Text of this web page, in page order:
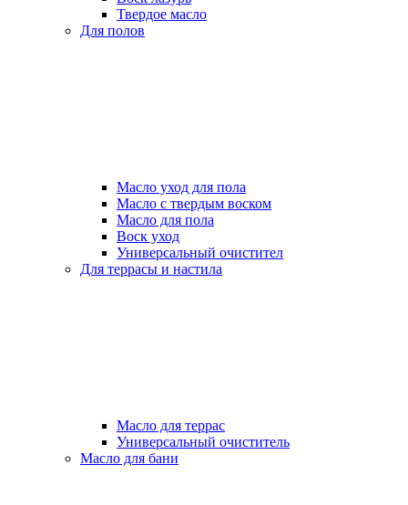
Твердое масло
Для полов
Масло уход для пола
Масло с твердым воском
Масло для пола
Воск уход
Универсальный очистител
Для террасы и настила
Масло для террас
Универсальный очиститель
Масло для бани